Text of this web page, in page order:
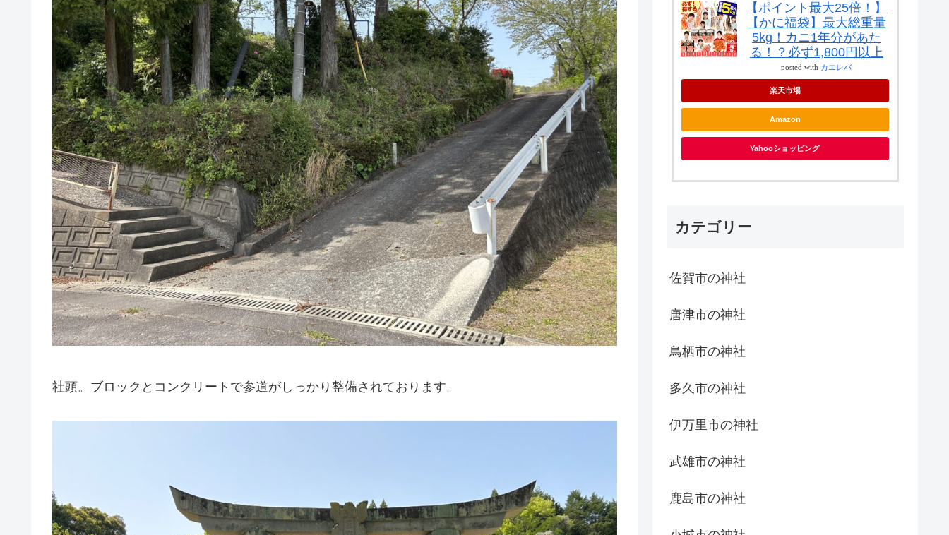
社頭。ブロックとコンクリートで参道がしっかり整備されております。
【ポイント最大25倍！】
【かに福袋】最大総重量
5kg！カニ1年分があた
る！？必ず1,800円以上
posted with カエレバ
楽天市場
Amazon
Yahooショッピング
カテゴリー
佐賀市の神社
唐津市の神社
鳥栖市の神社
多久市の神社
伊万里市の神社
武雄市の神社
鹿島市の神社